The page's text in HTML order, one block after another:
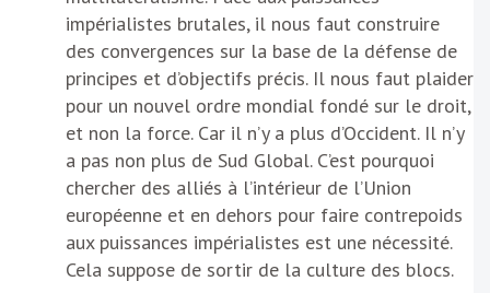
impérialistes brutales, il nous faut construire
des convergences sur la base de la défense de
principes et d’objectifs précis. Il nous faut plaider
pour un nouvel ordre mondial fondé sur le droit,
et non la force. Car il n’y a plus d’Occident. Il n’y
a pas non plus de Sud Global. C’est pourquoi
chercher des alliés à l’intérieur de l’Union
européenne et en dehors pour faire contrepoids
aux puissances impérialistes est une nécessité.
Cela suppose de sortir de la culture des blocs.